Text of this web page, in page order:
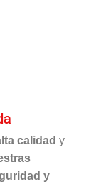
calidad y
y